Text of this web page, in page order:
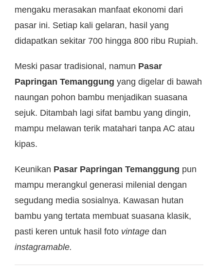
mengaku merasakan manfaat ekonomi dari
pasar ini. Setiap kali gelaran, hasil yang
didapatkan sekitar 700 hingga 800 ribu Rupiah.
Meski pasar tradisional, namun Pasar
Papringan Temanggung yang digelar di bawah
naungan pohon bambu menjadikan suasana
sejuk. Ditambah lagi sifat bambu yang dingin,
mampu melawan terik matahari tanpa AC atau
kipas.
Keunikan Pasar Papringan Temanggung pun
mampu merangkul generasi milenial dengan
segudang media sosialnya. Kawasan hutan
bambu yang tertata membuat suasana klasik,
pasti keren untuk hasil foto vintagedan
instagramable.